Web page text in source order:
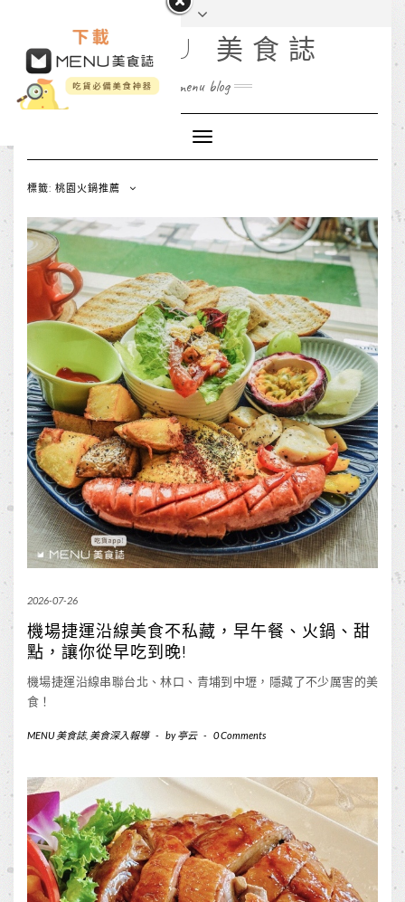
MENU 美食誌
menu blog
Toggle
Navigation
標籤: 桃園火鍋推薦
2026-07-26
機場捷運沿線美食不私藏，早午餐、火鍋、甜
點，讓你從早吃到晚!
機場捷運沿線串聯台北、林口、青埔到中壢，隱藏了不少厲害的美
食！
MENU 美食誌, 美食深入報導 - by亭云 - 0 Comments